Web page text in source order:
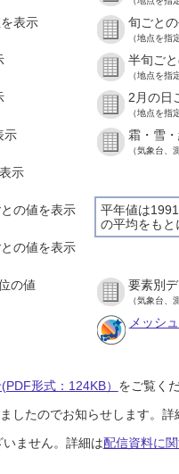
表示 旬ごと
（地点を指
半旬ご
（地点を指
2月の日
（地点を指
示 霜・雪
（気象台、
示
平年値は
の平均をもと
の値を表示
の値を表示
の値 要素別
（気象台、
メッシ
形式：124KB） をご覧く
したのでお知らせします。詳
ません。詳細は配信資料に